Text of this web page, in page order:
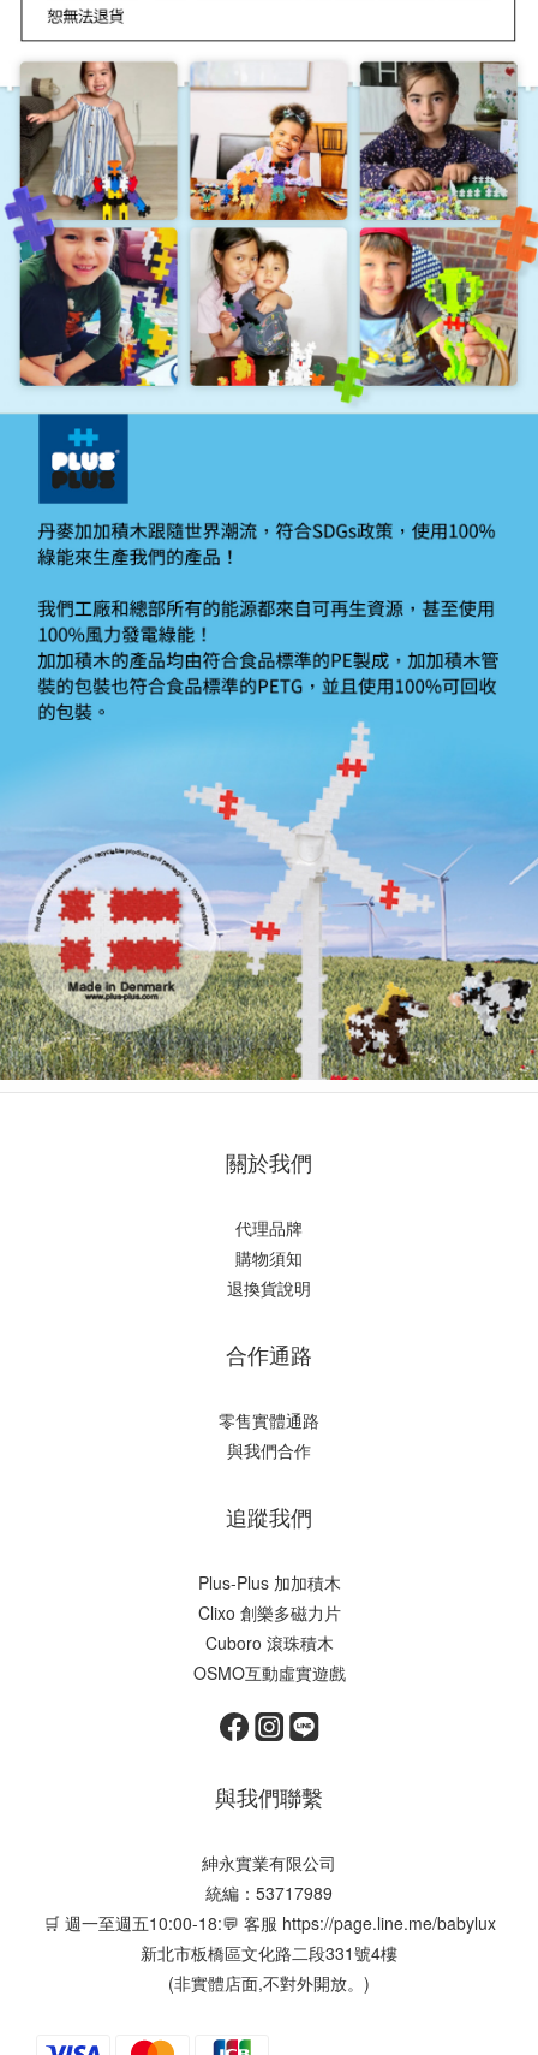
關於我們
代理品牌
購物須知
退換貨說明
合作通路
零售實體通路
與我們合作
追蹤我們
Plus-Plus 加加積木
Clixo 創樂多磁力片
Cuboro 滾珠積木
OSMO互動虛實遊戲
與我們聯繫
紳永實業有限公司
統編：53717989
🛒 週一至週五10:00-18:💬 客服 https://page.line.me/babylux
新北市板橋區文化路二段331號4樓
(非實體店面,不對外開放。)